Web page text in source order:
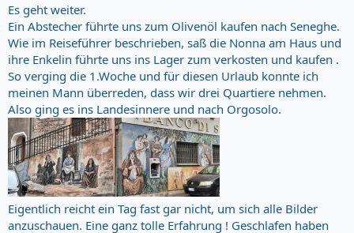
Es geht weiter.
Ein Abstecher führte uns zum Olivenöl kaufen nach Seneghe.
Wie im Reiseführer beschrieben, saß die Nonna am Haus und
ihre Enkelin führte uns ins Lager zum verkosten und kaufen .
So verging die 1.Woche und für diesen Urlaub konnte ich
meinen Mann überreden, dass wir drei Quartiere nehmen.
Also ging es ins Landesinnere und nach Orgosolo.
Eigentlich reicht ein Tag fast gar nicht, um sich alle Bilder
anzuschauen. Eine ganz tolle Erfahrung ! Geschlafen haben